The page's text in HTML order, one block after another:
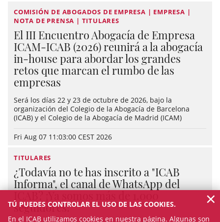
COMISIÓN DE ABOGADOS DE EMPRESA | EMPRESA |
NOTA DE PRENSA | TITULARES
El III Encuentro Abogacía de Empresa
ICAM-ICAB (2026) reunirá a la abogacía
in-house para abordar los grandes
retos que marcan el rumbo de las
empresas
Será los días 22 y 23 de octubre de 2026, bajo la
organización del Colegio de la Abogacía de Barcelona
(ICAB) y el Colegio de la Abogacía de Madrid (ICAM)
Fri Aug 07 11:03:00 CEST 2026
TITULARES
¿Todavía no te has inscrito a "ICAB
Informa", el canal de WhatsApp del
seguidores!
TÚ PUEDES CONTROLAR EL USO DE LAS COOKIES.
En el ICAB utilizamos cookies en nuestra página. Algunas son
×